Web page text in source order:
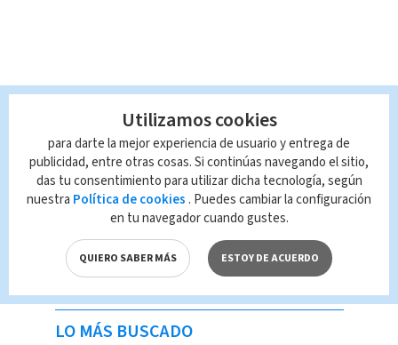
LO MÁS BUSCADO
Utilizamos cookies
para darte la mejor experiencia de usuario y entrega de
publicidad, entre otras cosas. Si continúas navegando el sitio,
das tu consentimiento para utilizar dicha tecnología, según
nuestra Política de cookies . Puedes cambiar la configuración
en tu navegador cuando gustes.
QUIERO SABER MÁS ESTOY DE ACUERDO